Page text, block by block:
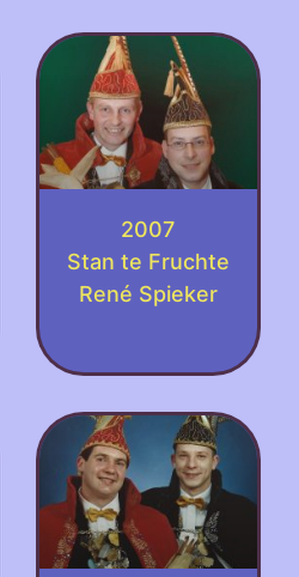
2007
Stan te Fruchte
René Spieker